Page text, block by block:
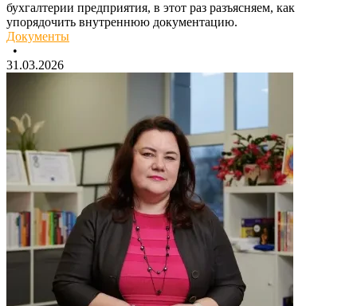
бухгалтерии предприятия, в этот раз разъясняем, как
упорядочить внутреннюю документацию.
Документы
•
31.03.2026